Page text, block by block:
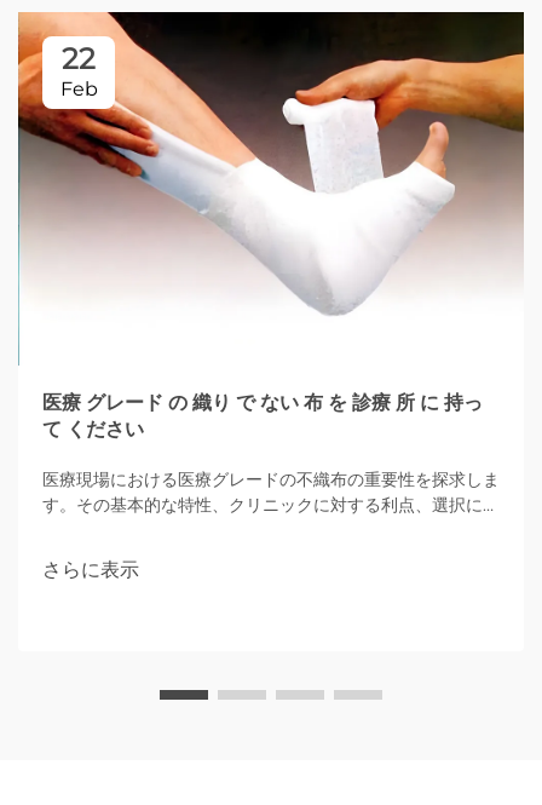
22
Feb
医療 グレード の 織り で ない 布 を 診療 所 に 持っ
て ください
医療現場における医療グレードの不織布の重要性を探求しま
す。その基本的な特性、クリニックに対する利点、選択に関
ドについて学びます。
さらに表示